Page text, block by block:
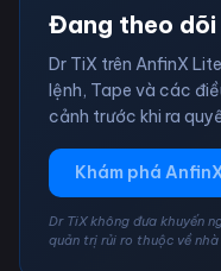
Đang theo
Dr TiX trên AnfinX
lệnh, Tape và các
cảnh trước khi ra
Khám phá
Dr TiX không đưa khuyến
quản trị rủi ro thuộc về nhà